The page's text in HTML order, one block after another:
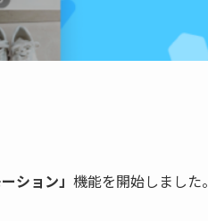
ション」 機能を開始しました。